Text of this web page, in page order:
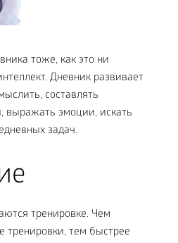
тоже, как это ни
Дневник развивает
составлять
выражать эмоции, искать
задач.
тренировке. Чем
тренировки, тем быстрее